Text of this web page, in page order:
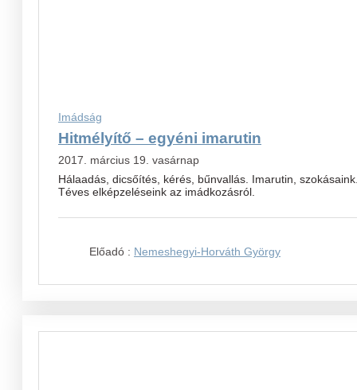
Imádság
Hitmélyítő – egyéni imarutin
2017. március 19. vasárnap
Hálaadás, dicsőítés, kérés, bűnvallás. Imarutin,
Téves elképzeléseink az imádkozásról.
Előadó : Nemeshegyi-Horváth György